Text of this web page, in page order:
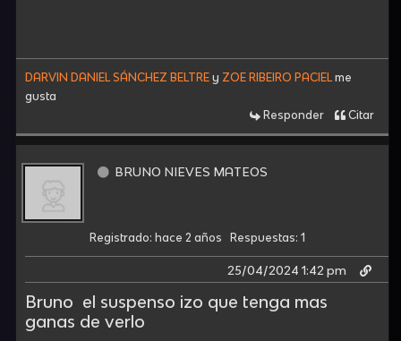
DARVIN DANIEL SÁNCHEZ BELTRE y ZOE RIBEIRO PACIEL me
gusta
Responder
Citar
BRUNO NIEVES MATEOS
Registrado: hace 2 años Respuestas: 1
25/04/2024 1:42 pm
Bruno el suspenso izo que tenga mas
ganas de verlo